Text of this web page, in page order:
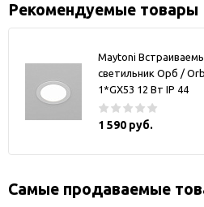
Рекомендуемые товары
Maytoni
светильник Орб / Orb
1*GX53 12 Вт IP 44
1 590 руб.
Самые продаваемые